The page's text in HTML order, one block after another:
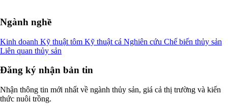
Ngành nghề
Kinh doanh Kỹ thuật tôm Kỹ thuật cá Nghiên cứu Chế biến thủy sản
Liên quan thủy sản
Đăng ký nhận bản tin
Nhận thông tin mới nhất về ngành thủy sản, giá cả thị trường và kiến
thức nuôi trồng.